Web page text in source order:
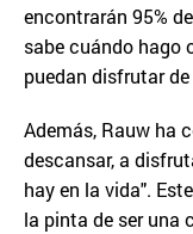
encontrarán 95%
sabe cuándo hago
puedan disfrutar
Además, Rauw ha
descansar, a
hay en la vida".
la pinta de ser una